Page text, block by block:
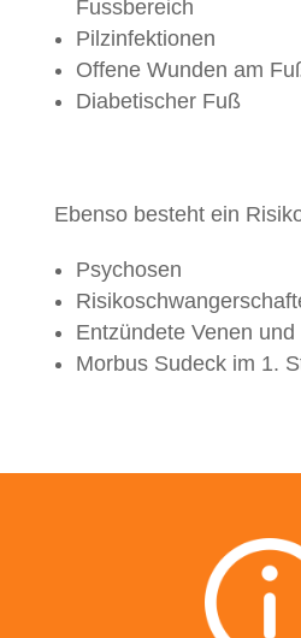
Fussbereich
Pilzinfektionen
Offene Wunden am
Diabetischer Fuß
Ebenso besteht ein
Psychosen
Entzündete Venen
Morbus Sudeck im 1.